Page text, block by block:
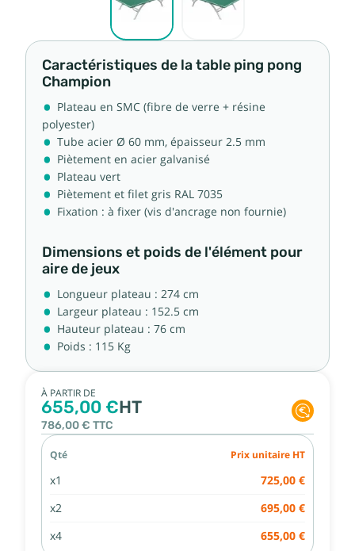
Caractéristiques de la table ping pong
Champion
Plateau en SMC (fibre de verre + résine
polyester)
Tube acier Ø 60 mm, épaisseur 2.5 mm
Piètement en acier galvanisé
Plateau vert
Piètement et filet gris RAL 7035
Fixation : à fixer (vis d'ancrage non fournie)
Dimensions et poids de l'élément pour
aire de jeux
Longueur plateau : 274 cm
Largeur plateau : 152.5 cm
Hauteur plateau : 76 cm
Poids : 115 Kg
À PARTIR DE
655,00 €HT
786,00 € TTC
Qté Prix unitaire HT
x1 725,00 €
x2 695,00 €
x4 655,00 €